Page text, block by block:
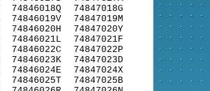
74846018Q
74846019V
74846020H
74846021L
74846022C
74846023K
74846024E
74846025T
74847018G
74847019M
74847020Y
74847021F
74847022P
74847023D
74847024X
74847025B